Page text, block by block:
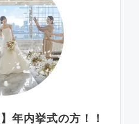
年内挙式の方！！